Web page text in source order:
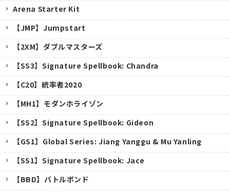
Arena Starter Kit
【JMP】Jumpstart
【2XM】ダブルマスターズ
【SS3】Signature Spellbook: Chandra
【C20】統率者2020
【MH1】モダンホライゾン
【SS2】Signature Spellbook: Gideon
【GS1】Global Series: Jiang Yanggu & Mu Yanling
【SS1】Signature Spellbook: Jace
【BBD】バトルボンド